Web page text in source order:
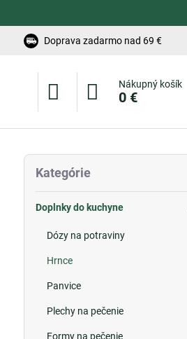
Doprava zadarmo nad 69 €
Nákupný košík
0 €
Kategórie
Doplnky do kuchyne
Dózy na potraviny
Hrnce
Panvice
Plechy na pečenie
Formy na pečenie